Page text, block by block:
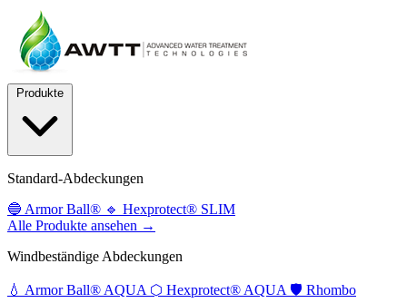
Standard-Abdeckungen
🔵 Armor Ball® 🔹 Hexprotect® SLIM
Alle Produkte ansehen →
Windbeständige Abdeckungen
💧 Armor Ball® AQUA ⬡ Hexprotect® AQUA 🛡️ Rhombo